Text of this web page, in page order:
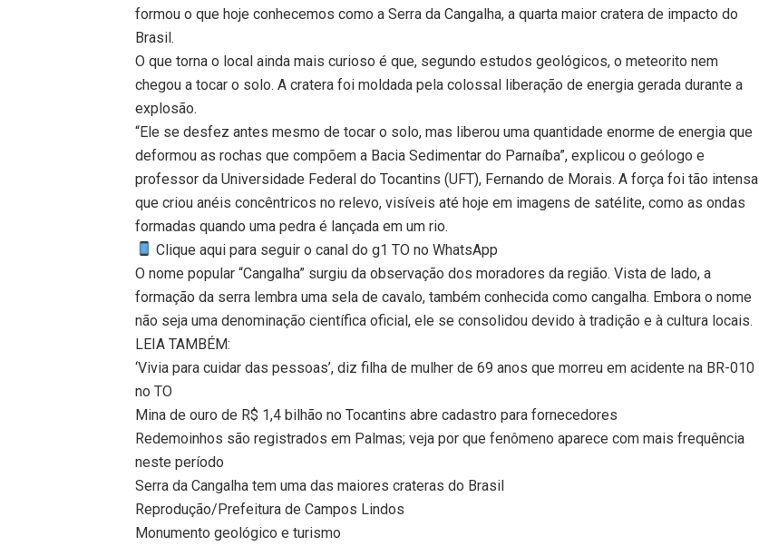
formou o que hoje conhecemos como a Serra da Cangalha, a quarta maior cratera de impacto do
Brasil.
O que torna o local ainda mais curioso é que, segundo estudos geológicos, o meteorito nem
chegou a tocar o solo. A cratera foi moldada pela colossal liberação de energia gerada durante a
explosão.
“Ele se desfez antes mesmo de tocar o solo, mas liberou uma quantidade enorme de energia que
deformou as rochas que compõem a Bacia Sedimentar do Parnaíba”, explicou o geólogo e
professor da Universidade Federal do Tocantins (UFT), Fernando de Morais. A força foi tão intensa
que criou anéis concêntricos no relevo, visíveis até hoje em imagens de satélite, como as ondas
formadas quando uma pedra é lançada em um rio.
Clique aqui para seguir o canal do g1 TO no WhatsApp
O nome popular “Cangalha” surgiu da observação dos moradores da região. Vista de lado, a
formação da serra lembra uma sela de cavalo, também conhecida como cangalha. Embora o nome
não seja uma denominação científica oficial, ele se consolidou devido à tradição e à cultura locais.
LEIA TAMBÉM:
‘Vivia para cuidar das pessoas’, diz filha de mulher de 69 anos que morreu em acidente na BR-010
no TO
Mina de ouro de R$ 1,4 bilhão no Tocantins abre cadastro para fornecedores
Redemoinhos são registrados em Palmas; veja por que fenômeno aparece com mais frequência
neste período
Serra da Cangalha tem uma das maiores crateras do Brasil
Reprodução/Prefeitura de Campos Lindos
Monumento geológico e turismo